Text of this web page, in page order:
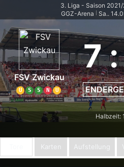
3. Liga - Saison
GGZ-Arena
Sa..
FSV Zwickau
U S S N U
7:
Halbzeit:
Karten Aufstellung